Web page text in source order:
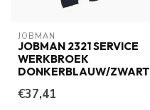
JOBMAN
JOBMAN 2321 SERVICE
WERKBROEK
DONKERBLAUW/ZWART
€37,41